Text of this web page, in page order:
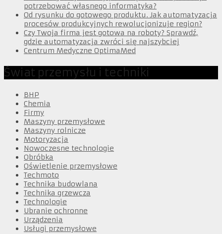
potrzebować własnego informatyka?
Od rysunku do gotowego produktu. Jak automatyzacja
procesów produkcyjnych rewolucjonizuje region?
Czy Twoja firma jest gotowa na roboty? Sprawdź,
gdzie automatyzacja zwróci się najszybciej
Centrum Medyczne OptimaMed
Świat przemysłu i techniki
BHP
Chemia
Firmy
Maszyny przemysłowe
Maszyny rolnicze
Motoryzacja
Nowoczesne technologie
Obróbka
Oświetlenie przemysłowe
Techmoto
Technika budowlana
Technika grzewcza
Technologie
Ubranie ochronne
Urządzenia
Usługi przemysłowe